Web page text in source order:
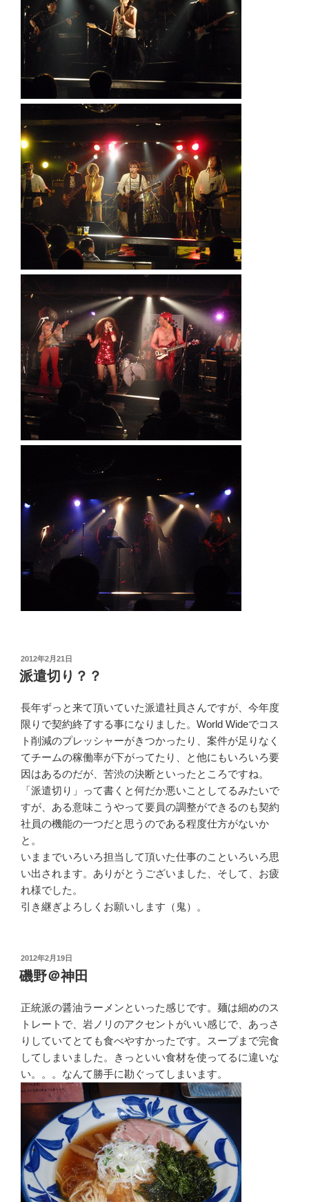
投
稿
日:
2012年2月21日
派遣切り？？
長年ずっと来て頂いていた派遣社員さんですが、今年度
限りで契約終了する事になりました。World Wideでコス
ト削減のプレッシャーがきつかったり、案件が足りなく
てチームの稼働率が下がってたり、と他にもいろいろ要
因はあるのだが、苦渋の決断といったところですね。
「派遣切り」って書くと何だか悪いことしてるみたいで
すが、ある意味こうやって要員の調整ができるのも契約
社員の機能の一つだと思うのである程度仕方がないか
と。
いままでいろいろ担当して頂いた仕事のこといろいろ思
い出されます。ありがとうございました、そして、お疲
れ様でした。
引き継ぎよろしくお願いします（鬼）。
投
稿
日:
2012年2月19日
磯野＠神田
正統派の醤油ラーメンといった感じです。麺は細めのス
トレートで、岩ノリのアクセントがいい感じで、あっさ
りしていてとても食べやすかったです。スープまで完食
してしまいました。きっといい食材を使ってるに違いな
い。。。なんて勝手に勘ぐってしまいます。